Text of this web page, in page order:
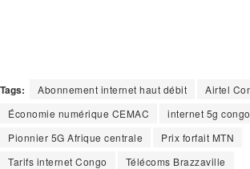
Tags: Abonnement internet haut débit
Airtel
Économie numérique CEMAC
internet 5g congo
Pionnier 5G Afrique centrale
Prix forfait MTN
Tarifs internet Congo
Télécoms Brazzaville